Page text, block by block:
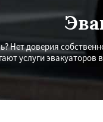
Нет доверия
услуги эвакуаторов